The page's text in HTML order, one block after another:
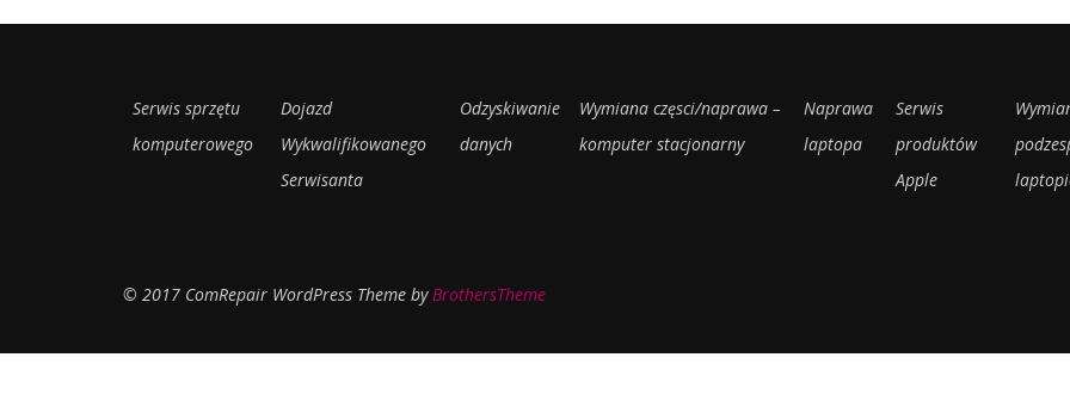
Serwis sprzętu
komputerowego
Dojazd
Wykwalifikowanego
Serwisanta
Odzyskiwanie
danych
Wymiana częsci/naprawa –
komputer stacjonarny
Naprawa
laptopa
Serwis
produktów
Apple
© 2017 ComRepair WordPress Theme byBrothersTheme